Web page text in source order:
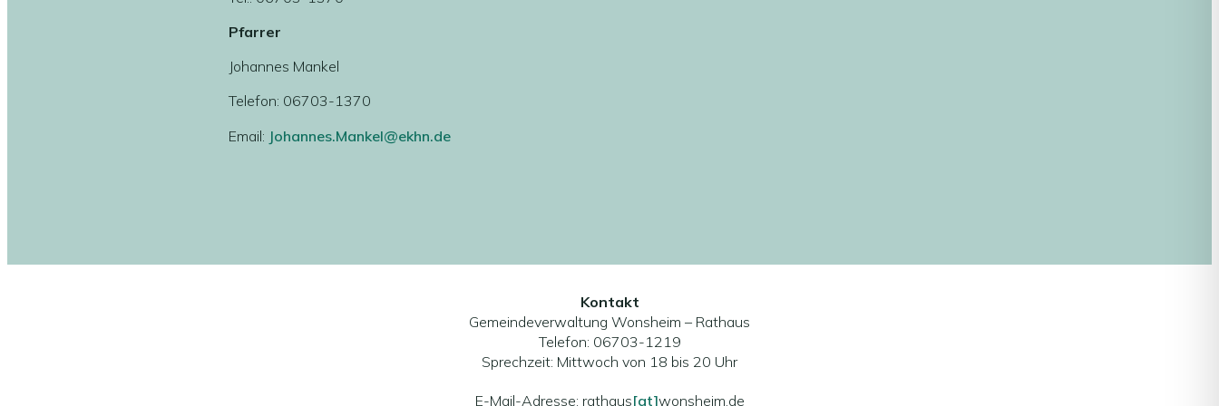
Pfarrer
Johannes Mankel
Telefon: 06703-1370
Email: Johannes.Mankel@ekhn.de
Kontakt
Gemeindeverwaltung Wonsheim – Rathaus
Telefon: 06703-1219
Sprechzeit: Mittwoch von 18 bis 20 Uhr
E-Mail-Adresse: rathaus[at]wonsheim.de